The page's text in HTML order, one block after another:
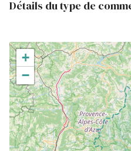
Détails du type de
+
−